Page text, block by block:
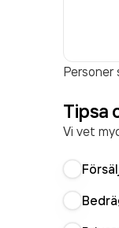
Tipsa
Vi vet